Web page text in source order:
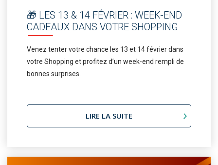
🎁 LES 13 & 14 FÉVRIER : WEEK-END
CADEAUX DANS VOTRE SHOPPING
Venez tenter votre chance les 13 et 14 février dans
votre Shopping et profitez d’un week-end rempli de
bonnes surprises.
LIRE LA SUITE